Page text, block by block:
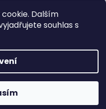
Dalším
souhlas s
. Všechna práva